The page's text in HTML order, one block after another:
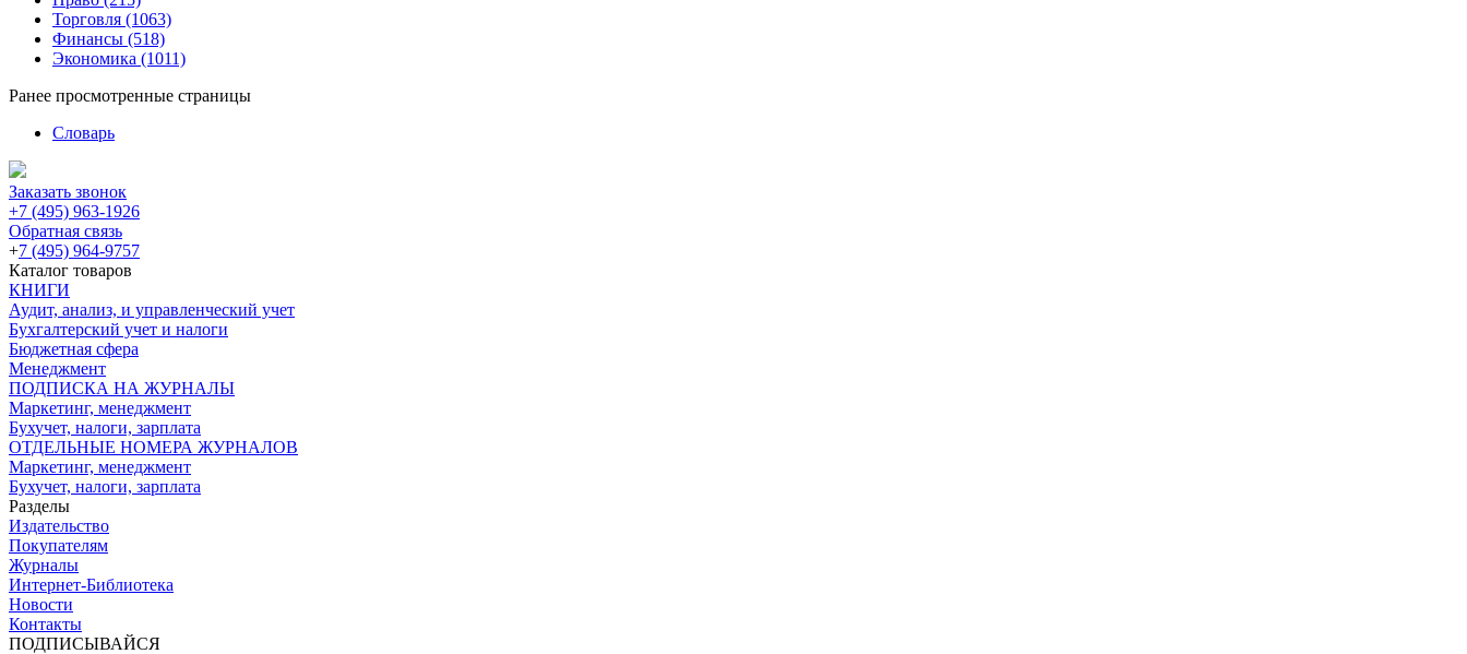
Торговля (1063)
Финансы (518)
Экономика (1011)
Ранее просмотренные страницы
Словарь
Заказать звонок
+7 (495) 963-1926
Обратная связь
+7 (495) 964-9757
Каталог товаров
КНИГИ
Аудит, анализ, и управленческий учет
Бухгалтерский учет и налоги
Бюджетная сфера
Менеджмент
ПОДПИСКА НА ЖУРНАЛЫ
Маркетинг, менеджмент
Бухучет, налоги, зарплата
ОТДЕЛЬНЫЕ НОМЕРА ЖУРНАЛОВ
Маркетинг, менеджмент
Бухучет, налоги, зарплата
Разделы
Издательство
Покупателям
Журналы
Интернет-Библиотека
Новости
Контакты
ПОДПИСЫВАЙСЯ